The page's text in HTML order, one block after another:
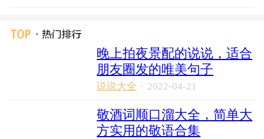
晚上拍夜景配的说说，适合
朋友圈发的唯美句子
说说大全 · 2022-04-21
敬酒词顺口溜大全，简单大
方实用的敬语合集